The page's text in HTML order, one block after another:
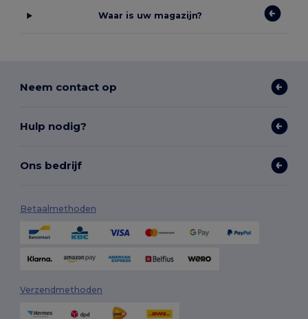
Waar is uw magazijn?
Neem contact op
Hulp nodig?
Ons bedrijf
Betaalmethoden
Verzendmethoden